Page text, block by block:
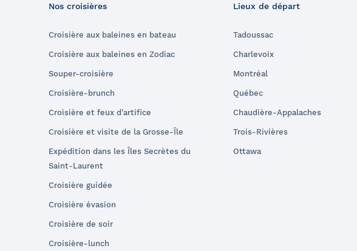
Nos croisières
Croisière aux baleines en bateau
Croisière aux baleines en Zodiac
Souper-croisière
Croisière-brunch
Croisière et feux d'artifice
Croisière et visite de la Grosse-Île
Expédition dans les Îles Secrètes du
Saint-Laurent
Croisière guidée
Croisière évasion
Croisière de soir
Croisière-lunch
Lieux de départ
Tadoussac
Charlevoix
Montréal
Québec
Chaudière-Appalaches
Trois-Rivières
Ottawa